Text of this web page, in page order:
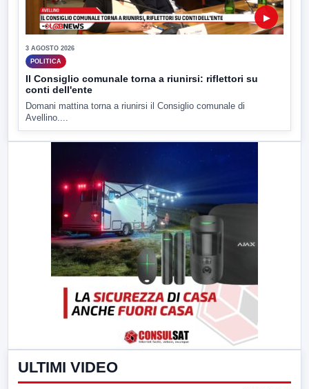
▶
3 AGOSTO 2026
POLITICA
Il Consiglio comunale torna a riunirsi: riflettori su
conti dell'ente
Domani mattina torna a riunirsi il Consiglio comunale di
Avellino....
ULTIMI VIDEO